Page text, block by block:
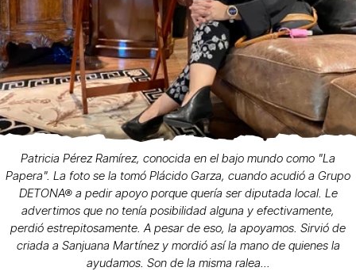
Patricia Pérez Ramírez, conocida en el bajo mundo como "La
Papera". La foto se la tomó Plácido Garza, cuando acudió a Grupo
DETONA® a pedir apoyo porque quería ser diputada local. Le
advertimos que no tenía posibilidad alguna y efectivamente,
perdió estrepitosamente. A pesar de eso, la apoyamos. Sirvió de
criada a Sanjuana Martínez y mordió así la mano de quienes la
ayudamos. Son de la misma ralea...